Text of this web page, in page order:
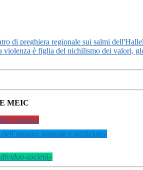
di preghiera regionale sui salmi dell'Hallel
è figlia del nichilismo dei valori,
MEIC
Genere»
naturale e artificiale»
società»